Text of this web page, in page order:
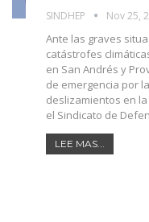
SINDHEP Nov 25,
Ante las graves
catástrofes
en San Andrés y
de emergencia por
deslizamientos en
el Sindicato de
LEE MAS...